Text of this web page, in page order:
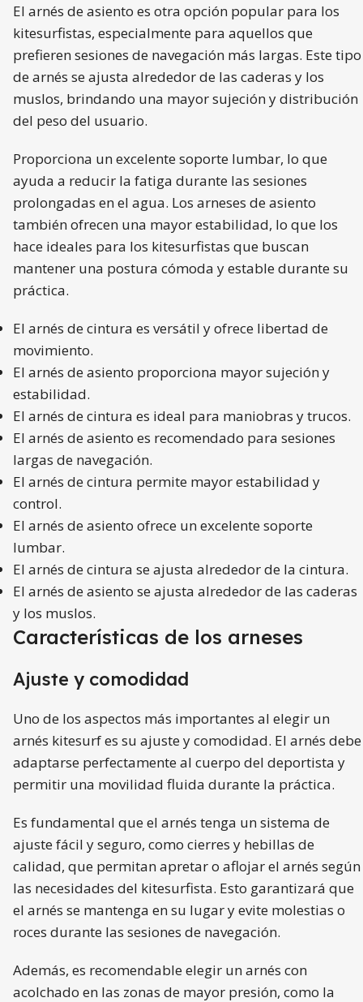
El arnés de asiento es otra opción popular para los
kitesurfistas, especialmente para aquellos que
prefieren sesiones de navegación más largas. Este tipo
de arnés se ajusta alrededor de las caderas y los
muslos, brindando una mayor sujeción y distribución
del peso del usuario.
Proporciona un excelente soporte lumbar, lo que
ayuda a reducir la fatiga durante las sesiones
prolongadas en el agua. Los arneses de asiento
también ofrecen una mayor estabilidad, lo que los
hace ideales para los kitesurfistas que buscan
mantener una postura cómoda y estable durante su
práctica.
El arnés de cintura es versátil y ofrece libertad de
movimiento.
El arnés de asiento proporciona mayor sujeción y
estabilidad.
El arnés de cintura es ideal para maniobras y trucos.
El arnés de asiento es recomendado para sesiones
largas de navegación.
El arnés de cintura permite mayor estabilidad y
control.
El arnés de asiento ofrece un excelente soporte
lumbar.
El arnés de cintura se ajusta alrededor de la cintura.
El arnés de asiento se ajusta alrededor de las caderas
y los muslos.
Características de los arneses
Ajuste y comodidad
Uno de los aspectos más importantes al elegir un
arnés kitesurf es su ajuste y comodidad. El arnés debe
adaptarse perfectamente al cuerpo del deportista y
permitir una movilidad fluida durante la práctica.
Es fundamental que el arnés tenga un sistema de
ajuste fácil y seguro, como cierres y hebillas de
calidad, que permitan apretar o aflojar el arnés según
las necesidades del kitesurfista. Esto garantizará que
el arnés se mantenga en su lugar y evite molestias o
roces durante las sesiones de navegación.
Además, es recomendable elegir un arnés con
acolchado en las zonas de mayor presión, como la